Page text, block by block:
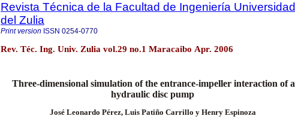
Revista Técnica de la Facultad de Ingeniería Universidad
del Zulia
Print version ISSN 0254-0770
Rev. Téc. Ing. Univ. Zulia vol.29 no.1 Maracaibo Apr. 2006
Three-dimensional simulation of the entrance-impeller interaction of a
hydraulic disc pump
José Leonardo Pérez, Luis Patiño Carrillo y Henry Espinoza